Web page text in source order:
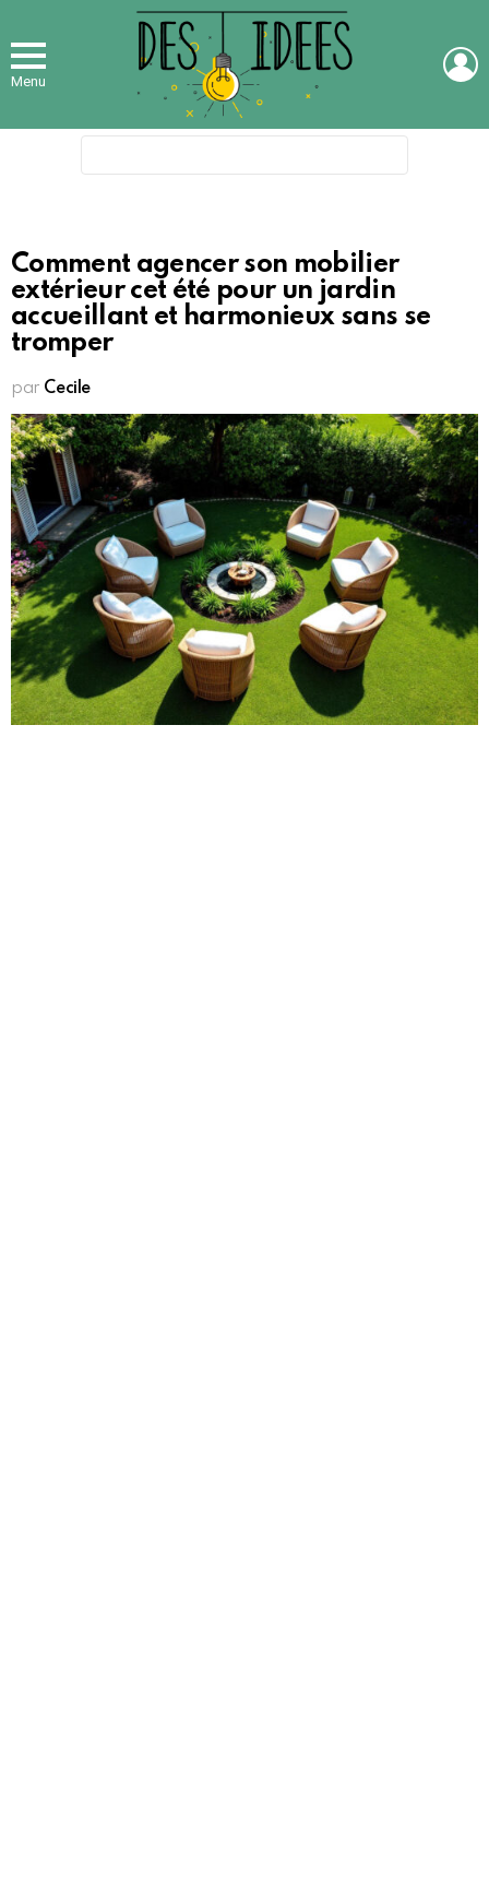
Menu
Comment agencer son mobilier
extérieur cet été pour un jardin
accueillant et harmonieux sans se
tromper
par Cecile